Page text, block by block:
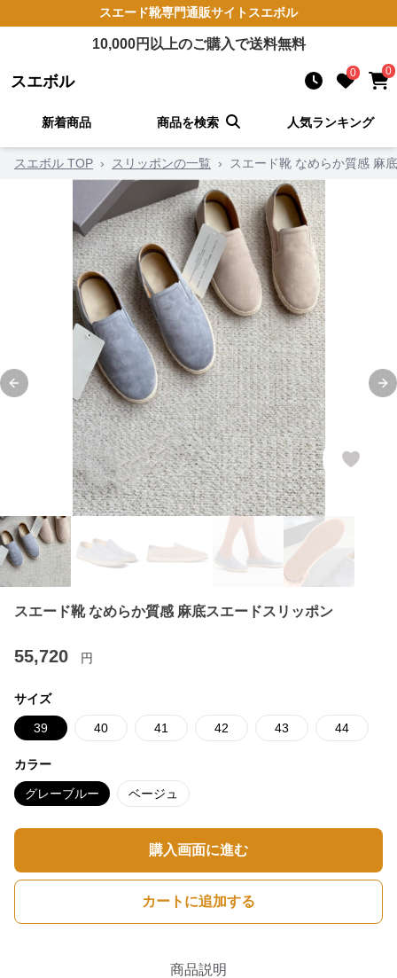
スエード靴専門通販サイト スエボル
10,000円以上のご購入で送料無料
スエボル 0 0
新着商品 商品を検索 人気ランキング
スエボル TOP › スリッポンの一覧 › スエード靴 なめらか質感 麻
Previous slide
スエード靴 なめらか質感 麻底スエードスリッポン
55,720 円
サイズ
39 40 41 42 43 44
カラー
グレーブルー ベージュ
購入画面に進む
カートに追加する
商品説明